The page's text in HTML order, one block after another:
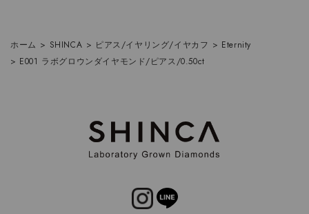
ホーム > SHINCA > ピアス/イヤリング/イヤカフ > Eternity
> E001 ラボグロウンダイヤモンド/ピアス/0.50ct